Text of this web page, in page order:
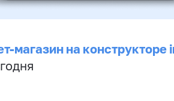
магазин на конструкторе